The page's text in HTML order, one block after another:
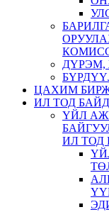
ДҮРЭМ,
ЦАХИМ
ИЛ ТОД
ҮЙЛ
ИЛ ТОД